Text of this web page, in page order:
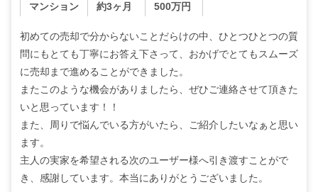
マンション
約3ヶ月
500万円
初めての売却で分からないことだらけの中、ひとつひとつの質
問にもとても丁寧にお答え下さって、おかげでとてもスムーズ
に売却まで進めることができました。
またこのような機会がありましたら、ぜひご連絡させて頂きた
いと思っています！！
また、周りで悩んでいる方がいたら、ご紹介したいなぁと思い
ます。
主人の実家を希望される次のユーザー様へ引き渡すことがで
き、感謝しています。本当にありがとうございました。